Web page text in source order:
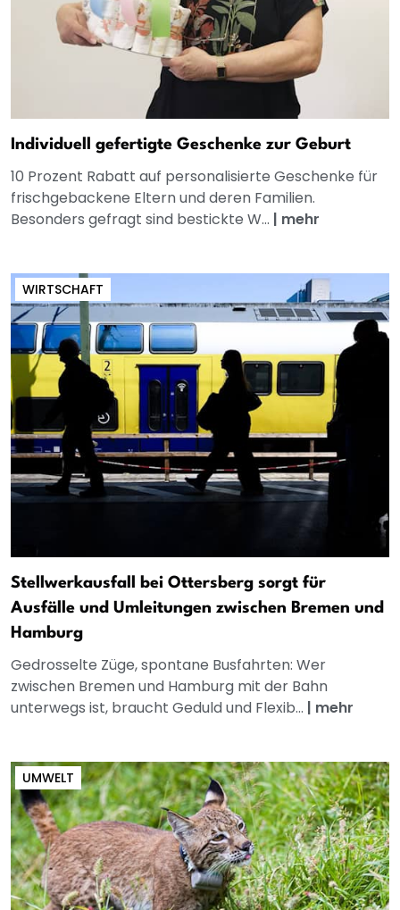
Individuell gefertigte Geschenke zur Geburt
10 Prozent Rabatt auf personalisierte Geschenke für
frischgebackene Eltern und deren Familien.
Besonders gefragt sind bestickte W... | mehr
WIRTSCHAFT
Stellwerkausfall bei Ottersberg sorgt für
Ausfälle und Umleitungen zwischen Bremen und
Hamburg
Gedrosselte Züge, spontane Busfahrten: Wer
zwischen Bremen und Hamburg mit der Bahn
unterwegs ist, braucht Geduld und Flexib... | mehr
UMWELT